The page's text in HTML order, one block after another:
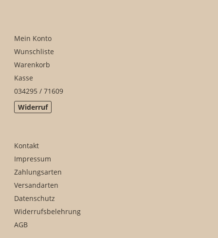
Mein Konto
Wunschliste
Warenkorb
Kasse
034295 / 71609
Widerruf
Kontakt
Impressum
Zahlungsarten
Versandarten
Datenschutz
Widerrufsbelehrung
AGB